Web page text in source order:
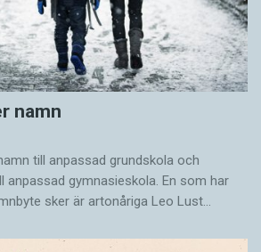
namn
till anpassad grundskola och
anpassad gymnasieskola. En som har
sker är artonåriga Leo Lust…